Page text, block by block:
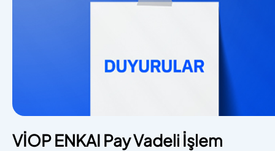
VİOP ENKAI Pay Vadeli İşlem